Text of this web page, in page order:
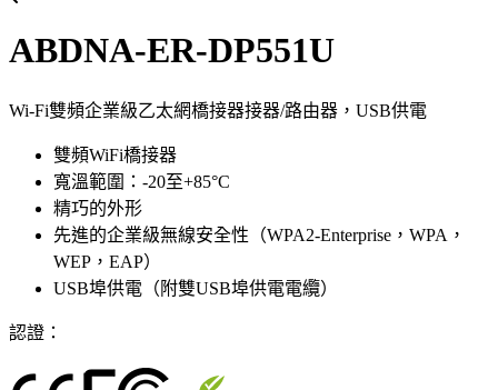
ABDNA-ER-DP551U
Wi-Fi雙頻企業級乙太網橋接器接器/路由器，USB供電
雙頻WiFi橋接器
寬溫範圍：-20至+85°C
精巧的外形
先進的企業級無線安全性（WPA2-Enterprise，WPA，
WEP，EAP）
USB埠供電（附雙USB埠供電電纜）
認證：